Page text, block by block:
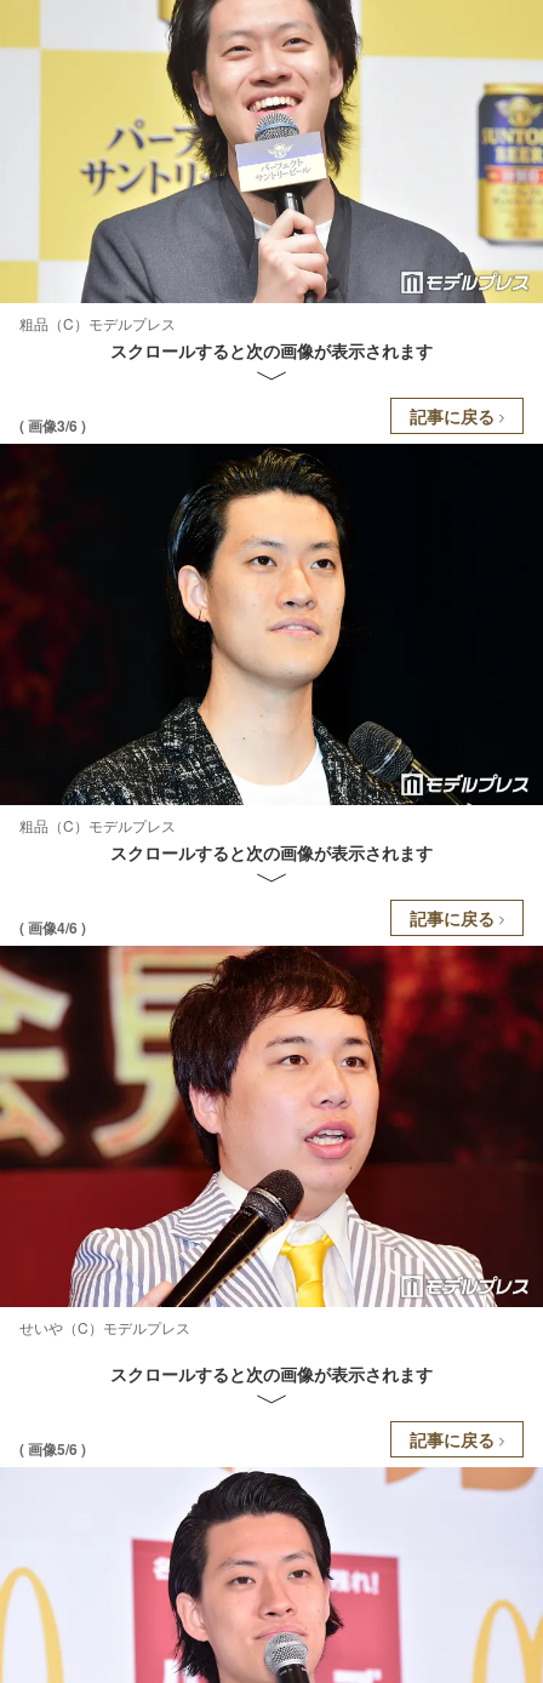
粗品（C）モデルプレス
スクロールすると次の画像が表示されます
( 画像3/6 ) 記事に戻る
粗品（C）モデルプレス
スクロールすると次の画像が表示されます
( 画像4/6 ) 記事に戻る
せいや（C）モデルプレス
スクロールすると次の画像が表示されます
( 画像5/6 ) 記事に戻る